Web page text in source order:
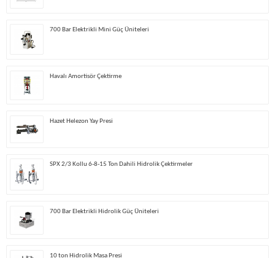
700 Bar Elektrikli Mini Güç Üniteleri
Havalı Amortisör Çektirme
Hazet Helezon Yay Presi
SPX 2/3 Kollu 6-8-15 Ton Dahili Hidrolik Çektirmeler
700 Bar Elektrikli Hidrolik Güç Üniteleri
10 ton Hidrolik Masa Presi